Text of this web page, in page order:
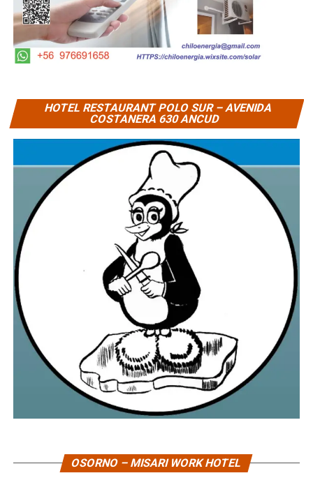
HOTEL RESTAURANT POLO SUR – AVENIDA
COSTANERA 630 ANCUD
OSORNO – MISARI WORK HOTEL